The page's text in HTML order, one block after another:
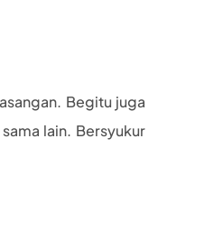
Begitu juga
lain. Bersyukur